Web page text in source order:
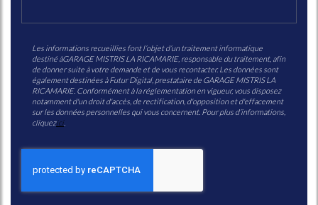
Les informations recueillies font l’objet d’un traitement informatique
destiné àGARAGE MISTRIS LA RICAMARIE, responsable du traitement, afin
de donner suite à votre demande et de vous recontacter. Les données sont
également destinées à Futur Digital, prestataire de GARAGE MISTRIS LA
RICAMARIE. Conformément à la réglementation en vigueur, vous disposez
notamment d'un droit d'accès, de rectification, d'opposition et d'effacement
sur les données personnelles qui vous concernent. Pour plus d’informations,
cliquezici.